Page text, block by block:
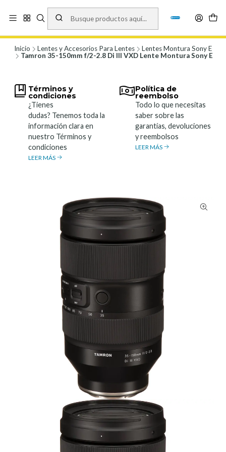
Vísita nuestro local en Los Agustinos 5478, Ñuñoa. Lunes a Viernes 9.30 a
19.00, Sábados 10:00 a 19:00 y Domingos de 10:00 a 17:00
Inicio Lentes y Accesorios Para Lentes
Lentes Montura Sony E
Tamron 35-150mm f/2-2.8 Di III VXD Lente Montura Sony E
Términos y
condiciones
¿Tienes
dudas? Tenemos toda la
información clara en
nuestro Términos y
condiciones
LEER MÁS
Política de
reembolso
Todo lo que necesitas
saber sobre las
garantías, devoluciones
y reembolsos
LEER MÁS